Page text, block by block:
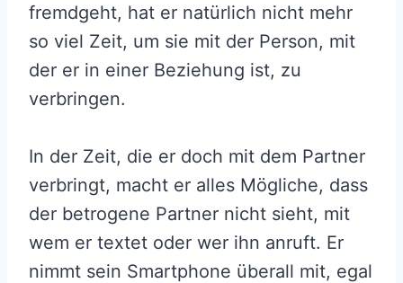
fremdgeht, hat er natürlich nicht mehr
so viel Zeit, um sie mit der Person, mit
der er in einer Beziehung ist, zu
verbringen.
In der Zeit, die er doch mit dem Partner
verbringt, macht er alles Mögliche, dass
der betrogene Partner nicht sieht, mit
wem er textet oder wer ihn anruft. Er
nimmt sein Smartphone überall mit, egal